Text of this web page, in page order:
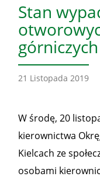
Stan
górniczych
21 Listopada 2019
W środę, 20
kierownictwa
Kielcach ze
osobami